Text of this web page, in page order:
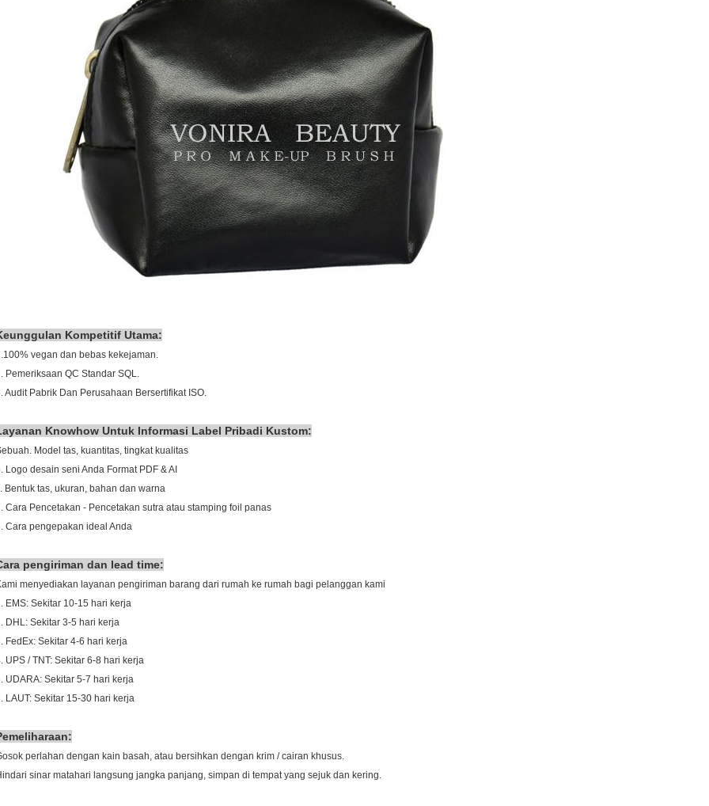
Kompetitif Utama:
vegan dan bebas kekejaman.
Pemeriksaan QC Standar SQL.
Audit Pabrik Dan Perusahaan Bersertifikat ISO.
Knowhow Untuk Informasi Label Pribadi Kustom:
Model tas, kuantitas, tingkat kualitas
Logo desain seni Anda Format PDF & AI
Bentuk tas, ukuran, bahan dan warna
Cara Pencetakan - Pencetakan sutra atau stamping foil panas
Cara pengepakan ideal Anda
pengiriman dan lead time:
menyediakan layanan pengiriman barang dari rumah ke rumah bagi pelanggan kami
EMS: Sekitar 10-15 hari kerja
DHL: Sekitar 3-5 hari kerja
FedEx: Sekitar 4-6 hari kerja
UPS / TNT: Sekitar 6-8 hari kerja
UDARA: Sekitar 5-7 hari kerja
LAUT: Sekitar 15-30 hari kerja
perlahan dengan kain basah, atau bersihkan dengan krim / cairan khusus.
sinar matahari langsung jangka panjang, simpan di tempat yang sejuk dan kering.